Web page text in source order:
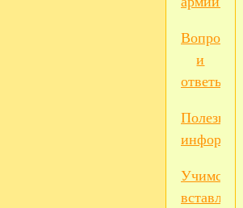
Вопросы
и
ответы...
Полезная
Учимся...
вставлять